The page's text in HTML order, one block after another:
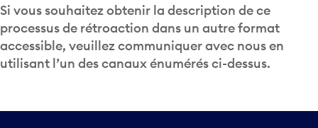
Si vous souhaitez obtenir la description de ce
processus de rétroaction dans un autre format
accessible, veuillez communiquer avec nous en
utilisant l’un des canaux énumérés ci-dessus.